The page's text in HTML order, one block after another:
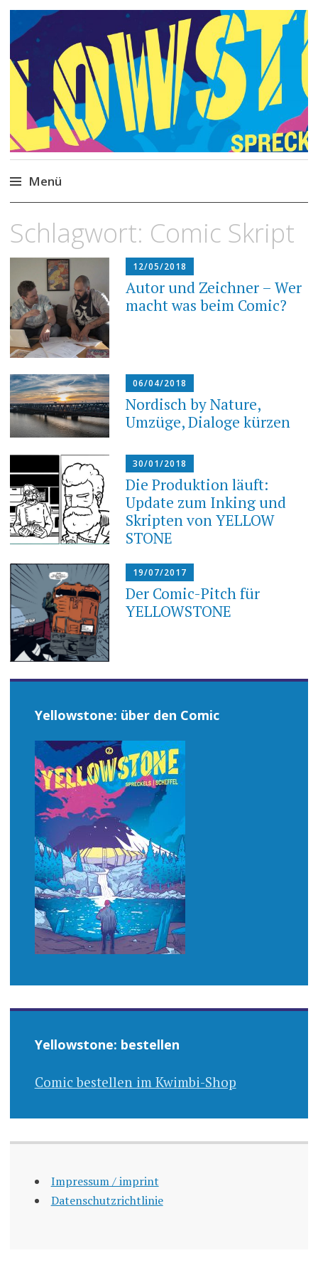
Philipp Spreckels
Stories, Skripte, Comics
Menü
Inhalt
Schlagwort: Comic Skript
12/05/2018
Autor und Zeichner – Wer
macht was beim Comic?
06/04/2018
Nordisch by Nature,
Umzüge, Dialoge kürzen
30/01/2018
Die Produktion läuft:
Update zum Inking und
Skripten von YELLOW
STONE
19/07/2017
Der Comic-Pitch für
YELLOWSTONE
Yellowstone: über den Comic
Yellowstone: bestellen
Comic bestellen im Kwimbi-Shop
Impressum / imprint
Datenschutzrichtlinie